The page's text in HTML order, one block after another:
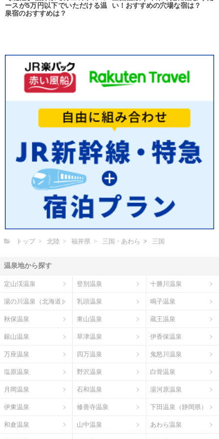
ースが5万円以下でいただける温
泉宿のおすすめは？
い！おすすめの穴場な宿は？
トップ 北陸 福井県 三国・あわら 三国
温泉地から探す
定山渓温泉 登別温泉 十勝川温泉
湯の川温泉（北海道） 乳頭温泉 鳴子温泉
秋保温泉 東山温泉 蔵王温泉
銀山温泉 草津温泉 伊香保温泉
万座温泉 四万温泉 鬼怒川温泉
塩原温泉 野沢温泉 白骨温泉
月岡温泉 石和温泉 湯河原温泉
伊東温泉 修善寺温泉 下田温泉（静岡県）
和倉温泉 山中温泉 あわら温泉